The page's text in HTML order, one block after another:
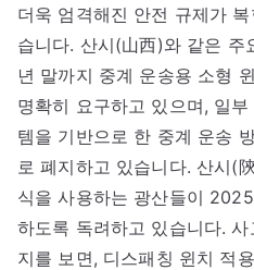
더욱 엄격해진 안전 규제가
습니다. 산시(山西)와 같은
년 말까지 중계 운송용 소형
명확히 요구하고 있으며, 일
템을 기반으로 한 중계 운송
로 폐지하고 있습니다. 산시(
식을 사용하는 광산들이
하도록 독려하고 있습니다.
지를 보면, 디스패칭 윈치 적